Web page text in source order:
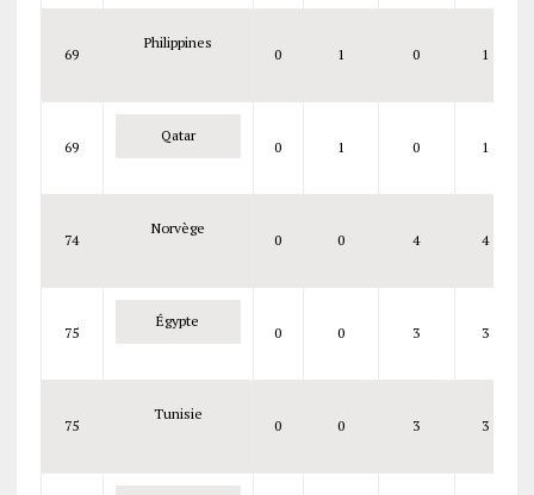
69
Philippines
0 1 0 1
69
Qatar
0 1 0 1
74
Norvège
0 0 4 4
75
Égypte
0 0 3 3
75
Tunisie
0 0 3 3